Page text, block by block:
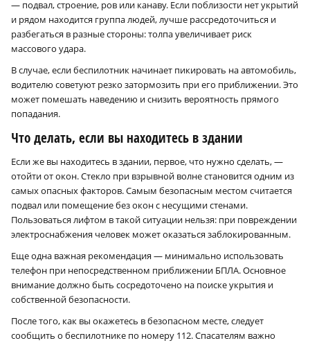
— подвал, строение, ров или канаву. Если поблизости нет укрытий
и рядом находится группа людей, лучше рассредоточиться и
разбегаться в разные стороны: толпа увеличивает риск
массового удара.
В случае, если беспилотник начинает пикировать на автомобиль,
водителю советуют резко затормозить при его приближении. Это
может помешать наведению и снизить вероятность прямого
попадания.
Что делать, если вы находитесь в здании
Если же вы находитесь в здании, первое, что нужно сделать, —
отойти от окон. Стекло при взрывной волне становится одним из
самых опасных факторов. Самым безопасным местом считается
подвал или помещение без окон с несущими стенами.
Пользоваться лифтом в такой ситуации нельзя: при повреждении
электроснабжения человек может оказаться заблокированным.
Еще одна важная рекомендация — минимально использовать
телефон при непосредственном приближении БПЛА. Основное
внимание должно быть сосредоточено на поиске укрытия и
собственной безопасности.
После того, как вы окажетесь в безопасном месте, следует
сообщить о беспилотнике по номеру 112. Спасателям важно